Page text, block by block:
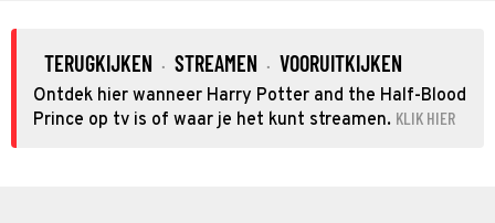
TERUGKIJKEN · STREAMEN · VOORUITKIJKEN
Ontdek hier wanneer Harry Potter and the Half-Blood
Prince op tv is of waar je het kunt streamen. KLIK HIER